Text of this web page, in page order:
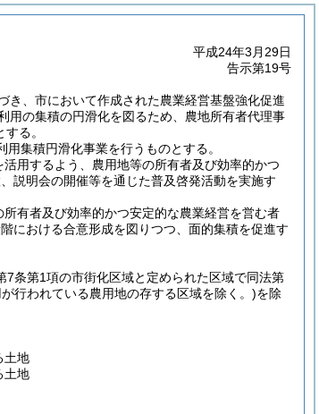
平成24年3月29日
告示第19号
き、市において作成された農業経営基盤強化促進
用の集積の円滑化を図るため、農地所有者代理事
る。
集積円滑化事業を行うものとする。
用するよう、農用地等の所有者及び効率的かつ
説明会の開催等を通じた普及啓発活動を実施す
有者及び効率的かつ安定的な農業経営を営む者
における合意形成を図りつつ、面的集積を促進す
7条第1項の市街化区域と定められた区域で同法第
行われている農用地の存する区域を除く。)を除
土地
土地